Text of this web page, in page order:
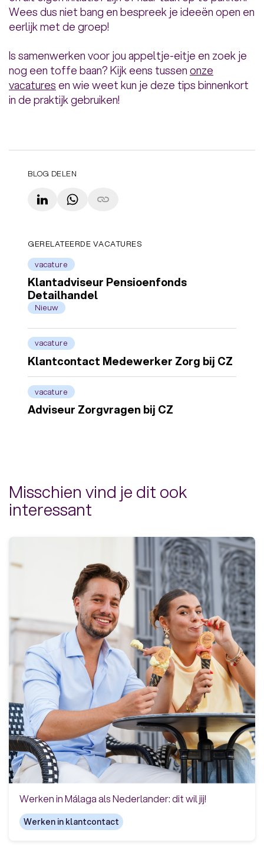
Wees dus niet bang en bespreek je ideeën open en
eerlijk met de groep!
Is samenwerken voor jou appeltje-eitje en zoek je
nog een toffe baan? Kijk eens tussenonze
vacatures en wie weet kun je deze tips binnenkort
in de praktijk gebruiken!
BLOG DELEN
LinkedInWhatsAppCopy link
GERELATEERDE VACATURES
vacature
Klantadviseur Pensioenfonds
Detailhandel
Nieuw
vacature
Klantcontact Medewerker Zorg bij CZ
vacature
Adviseur Zorgvragen bij CZ
Misschien vind je dit ook
interessant
Werken in Málaga als Nederlander: dit wil jij!
Werken in klantcontact